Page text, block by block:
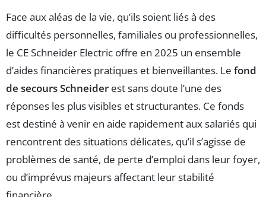
Face aux aléas de la vie, qu’ils soient liés à des
difficultés personnelles, familiales ou professionnelles,
le CE Schneider Electric offre en 2025 un ensemble
d’aides financières pratiques et bienveillantes. Le fond
de secours Schneider est sans doute l’une des
réponses les plus visibles et structurantes. Ce fonds
est destiné à venir en aide rapidement aux salariés qui
rencontrent des situations délicates, qu’il s’agisse de
problèmes de santé, de perte d’emploi dans leur foyer,
ou d’imprévus majeurs affectant leur stabilité